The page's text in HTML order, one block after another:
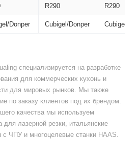
R290 R290
Donper Cubigel/Donper Cubigel/
специализируется на разработке
для коммерческих кухонь и
для мировых рынков. Мы также
по заказу клиентов под их брендом.
качества мы используем
для лазерной резки, итальянские
ЧПУ и многоцелевые станки HAAS.